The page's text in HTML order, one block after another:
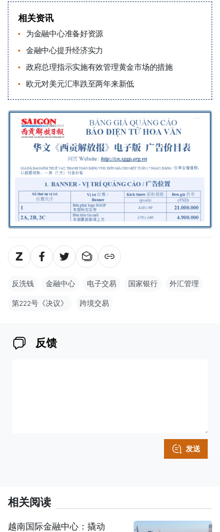
相关资讯
为金融中心准备好资源
金融中心提升经济实力
政府总理指示实施有效管理黄金市场的措施
欧元对美元汇率跌至两年来新低
反洗钱 金融中心 电子交易 国家银行 外汇管理
第222号《决议》 跨境交易
反馈
发送
相关阅读
越南国际金融中心：撬动